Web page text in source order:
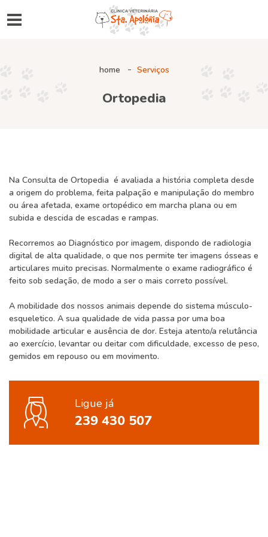
home Serviços
Ortopedia
Na Consulta de Ortopedia é avaliada a história completa desde
a origem do problema, feita palpação e manipulação do membro
ou área afetada, exame ortopédico em marcha plana ou em
subida e descida de escadas e rampas.
Recorremos ao Diagnóstico por imagem, dispondo de radiologia
digital de alta qualidade, o que nos permite ter imagens ósseas e
articulares muito precisas. Normalmente o exame radiográfico é
feito sob sedação, de modo a ser o mais correto possível.
A mobilidade dos nossos animais depende do sistema músculo-
esqueletico. A sua qualidade de vida passa por uma boa
mobilidade articular e ausência de dor. Esteja atento/a relutância
ao exercício, levantar ou deitar com dificuldade, excesso de peso,
gemidos em repouso ou em movimento.
Ligue já
239 430 507